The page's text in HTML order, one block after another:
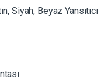
Siyah, Beyaz Yansıtıcı